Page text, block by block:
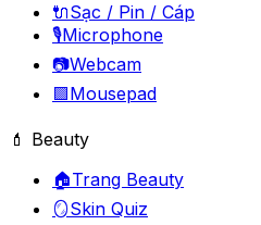
🔌Sạc / Pin / Cáp
🎙️Microphone
📷Webcam
🟪Mousepad
💄 Beauty
🏠Trang Beauty
🪞Skin Quiz